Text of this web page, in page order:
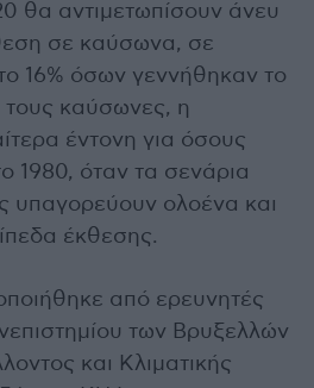
θα αντιμετωπίσουν άνευ
σε καύσωνα, σε
16% όσων γεννήθηκαν το
καύσωνες, η
έντονη για όσους
1980, όταν τα σενάρια
υπαγορεύουν ολοένα και
έκθεσης.
από ερευνητές
των Βρυξελλών
και Κλιματικής